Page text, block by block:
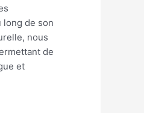
long de son
nous
de
et